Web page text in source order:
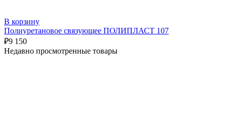
В корзину
Полиуретановое связующее ПОЛИПЛАСТ 107
₽9 150
Недавно просмотренные товары